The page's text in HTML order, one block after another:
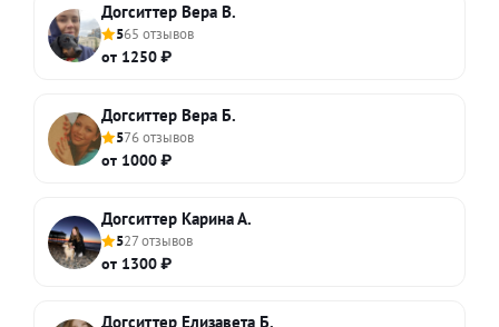
Догситтер Вера В.
565 отзывов
от 1250 ₽
Догситтер Вера Б.
576 отзывов
от 1000 ₽
Догситтер Карина А.
527 отзывов
от 1300 ₽
Догситтер Елизавета Б.